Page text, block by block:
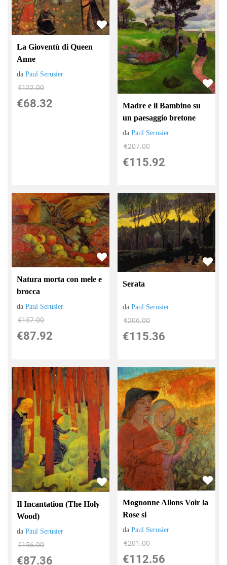
La Gioventù di Queen
Anne
daPaul Serusier
€122.00
€68.32
Madre e il Bambino su
un paesaggio bretone
daPaul Serusier
€207.00
€115.92
Natura morta con mele e
brocca
daPaul Serusier
€157.00
€87.92
Serata
daPaul Serusier
€206.00
€115.36
Il Incantation (The Holy
Wood)
daPaul Serusier
€156.00
€87.36
Mognonne Allons Voir la
Rose si
daPaul Serusier
€201.00
€112.56